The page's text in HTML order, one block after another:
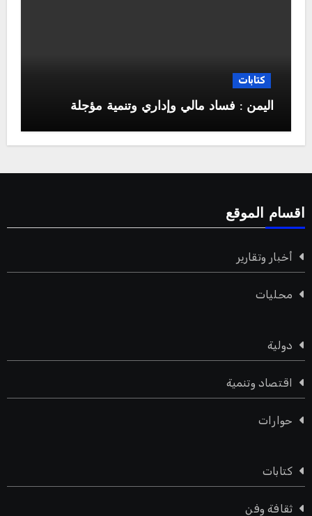
كتابات
اليمن : فساد مالي وإداري وتنمية مؤجلة
اقسام الموقع
أخبار وتقارير
محليات
دولية
اقتصاد وتنمية
حوارات
كتابات
ثقافة وفن